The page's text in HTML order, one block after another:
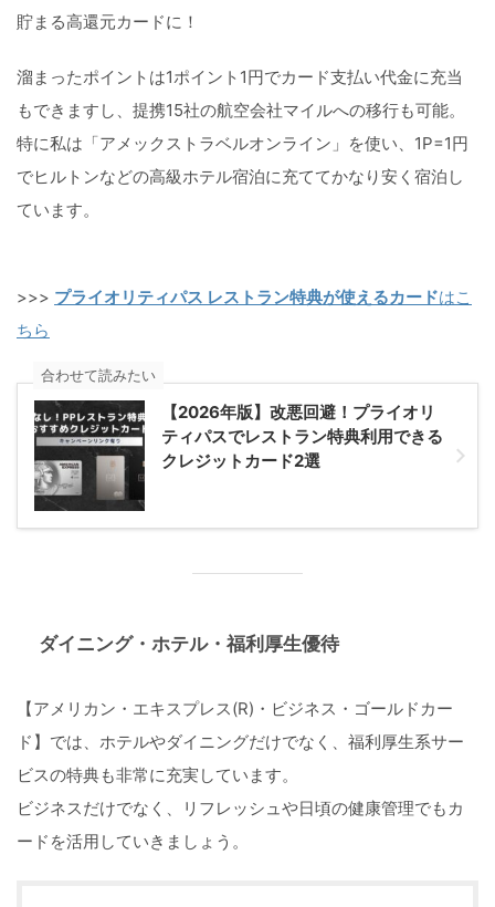
貯まる高還元カードに！
溜まったポイントは1ポイント1円でカード支払い代金に充当
もできますし、提携15社の航空会社マイルへの移行も可能。
特に私は「アメックストラベルオンライン」を使い、1P=1円
でヒルトンなどの高級ホテル宿泊に充ててかなり安く宿泊し
ています。
>>> プライオリティパス レストラン特典が使えるカードはこ
ちら
【2026年版】改悪回避！プライオリ
ティパスでレストラン特典利用できる
クレジットカード2選
合わせて読みたい
ダイニング・ホテル・福利厚生優待
【アメリカン・エキスプレス(R)・ビジネス・ゴールドカー
ド】では、ホテルやダイニングだけでなく、福利厚生系サー
ビスの特典も非常に充実しています。
ビジネスだけでなく、リフレッシュや日頃の健康管理でもカ
ードを活用していきましょう。